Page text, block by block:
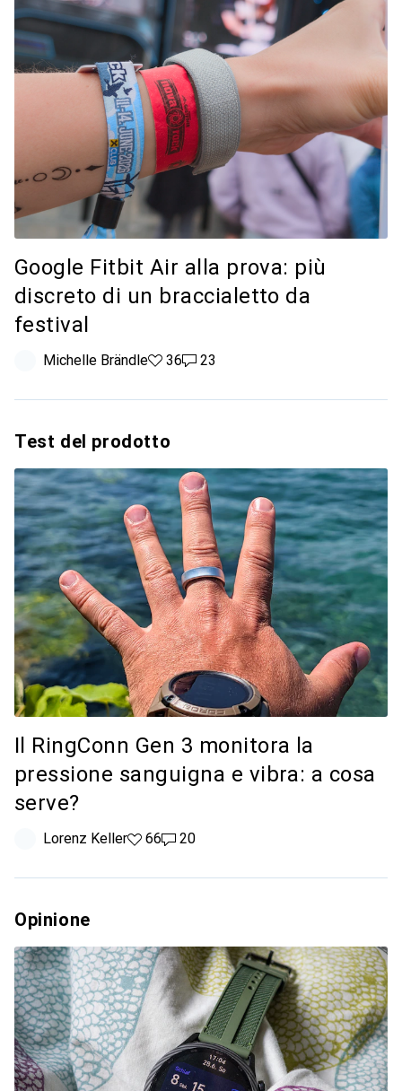
Google Fitbit Air alla prova: più
discreto di un braccialetto da
festival
Michelle Brändle36 like
3623 commenti
23
Test del prodotto
Il RingConn Gen 3 monitora la
pressione sanguigna e vibra: a cosa
serve?
Lorenz Keller66 like
6620 commenti
20
Opinione